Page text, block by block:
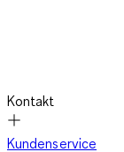
Kontakt
Kundenservice